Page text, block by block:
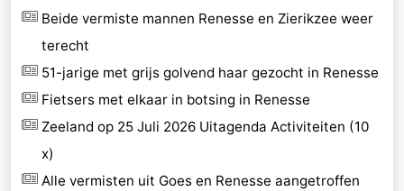
Beide vermiste mannen Renesse en Zierikzee weer
terecht
51-jarige met grijs golvend haar gezocht in Renesse
Fietsers met elkaar in botsing in Renesse
Zeeland op 25 Juli 2026 Uitagenda Activiteiten (10
x)
Alle vermisten uit Goes en Renesse aangetroffen